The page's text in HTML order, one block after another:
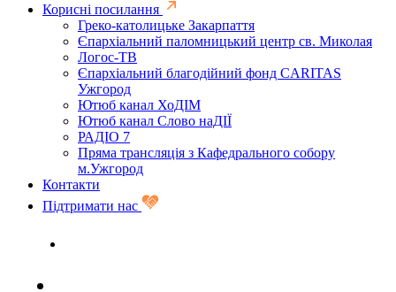
Корисні посилання
Греко-католицьке Закарпаття
Єпархіальний паломницький центр св. Миколая
Логос-ТВ
Єпархіальний благодійний фонд CARITAS
Ужгород
Ютюб канал ХоДІМ
Ютюб канал Слово наДІЇ
РАДІО 7
Пряма трансляція з Кафедрального собору
м.Ужгород
Контакти
Підтримати нас